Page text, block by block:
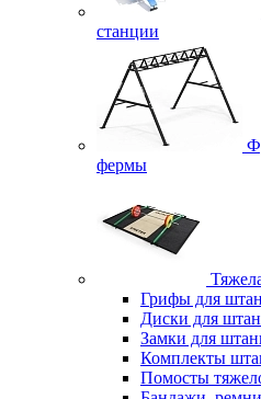
станции
фермы
Грифы для
Диски для
Замки для
Комплекты
Помосты